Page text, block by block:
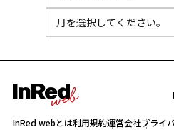
InRed webとは利用規約運営会社プライ